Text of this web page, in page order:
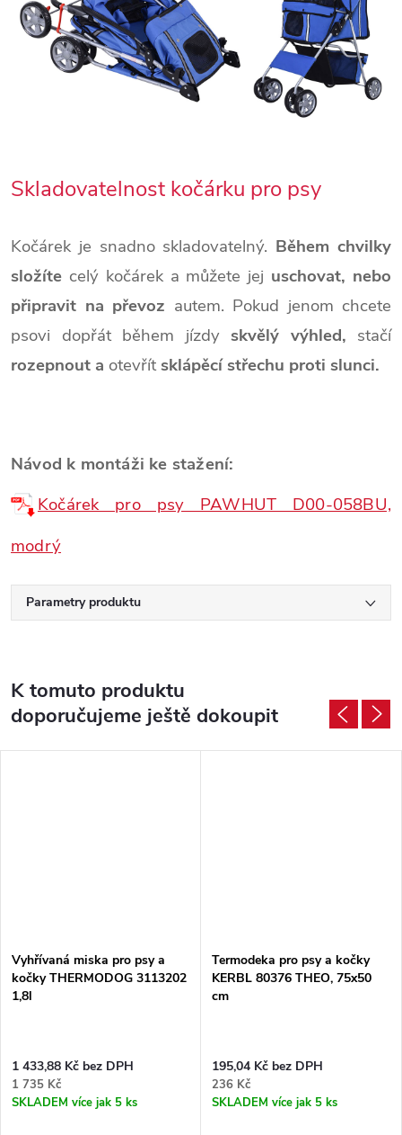
Skladovatelnost kočárku pro psy
Kočárek je snadno skladovatelný. Během chvilky
složíte celý kočárek a můžete jej uschovat, nebo
připravit na převoz autem. Pokud jenom chcete
psovi dopřát během jízdy skvělý výhled, stačí
rozepnout a otevřítsklápěcí střechu proti slunci.
Návod k montáži ke stažení:
Kočárek pro psy PAWHUT D00-058BU,
modrý
Parametry produktu
K tomuto produktu
doporučujeme ještě dokoupit
Vyhřívaná miska pro psy a
kočky THERMODOG 3113202
1,8l
1 433,88 Kč bez DPH
1 735 Kč
SKLADEM více jak 5 ks
Termodeka pro psy a kočky
KERBL 80376 THEO, 75x50
cm
195,04 Kč bez DPH
236 Kč
SKLADEM více jak 5 ks